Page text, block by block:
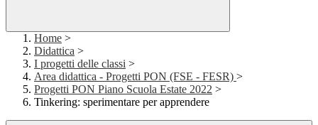
Home >
Didattica >
I progetti delle classi >
Area didattica - Progetti PON (FSE - FESR) >
Progetti PON Piano Scuola Estate 2022 >
Tinkering: sperimentare per apprendere